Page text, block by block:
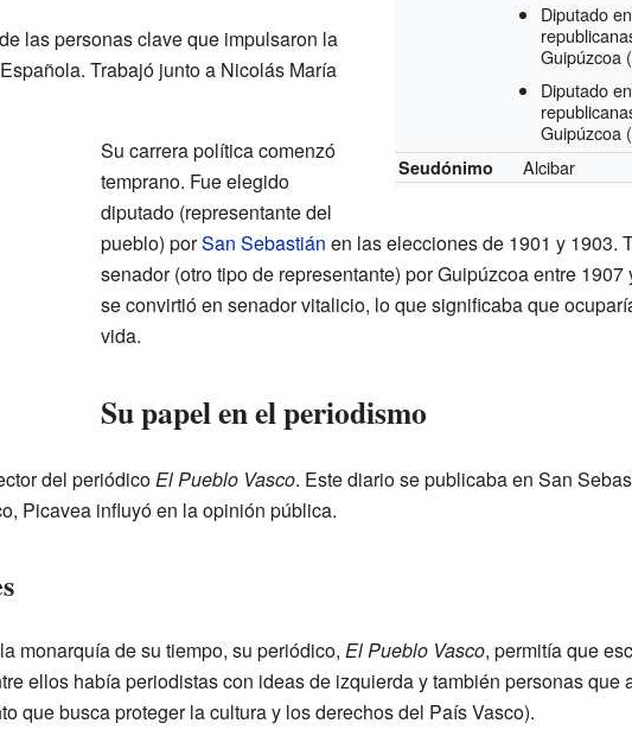
Diputado
Guipúzcoa
Diputado
Guipúzcoa
Seudónimo Alcibar
las personas clave que impulsaron la
Trabajó junto a Nicolás María
Su carrera política comenzó
temprano. Fue elegido
diputado (representante del
pueblo) porSan Sebastián en las elecciones de 1901 y 1903.
senador (otro tipo de representante) por Guipúzcoa entre 1907
se convirtió en senador vitalicio, lo que significaba que
vida.
Su papel en el periodismo
del periódicoEl Pueblo Vasco. Este diario se publicaba en San
Picavea influyó en la opinión pública.
monarquía de su tiempo, su periódico, El Pueblo Vasco, permitía que
ellos había periodistas con ideas de izquierda y también personas que
que busca proteger la cultura y los derechos del País Vasco).